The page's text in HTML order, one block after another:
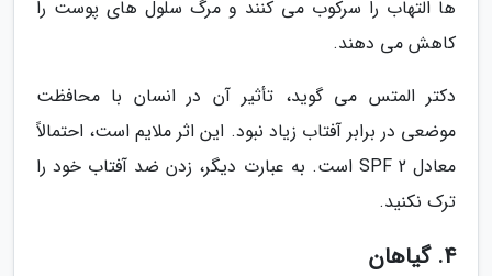
ها التهاب را سرکوب می کنند و مرگ سلول های پوست را
کاهش می دهند.
دکتر المتس می گوید، تأثیر آن در انسان با محافظت
موضعی در برابر آفتاب زیاد نبود. این اثر ملایم است، احتمالاً
معادل SPF 2 است. به عبارت دیگر، زدن ضد آفتاب خود را
ترک نکنید.
4. گیاهان